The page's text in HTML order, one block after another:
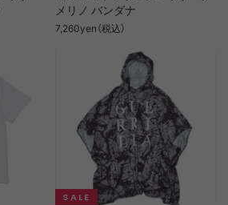
メリノ バンダナ
7,260yen（税込）